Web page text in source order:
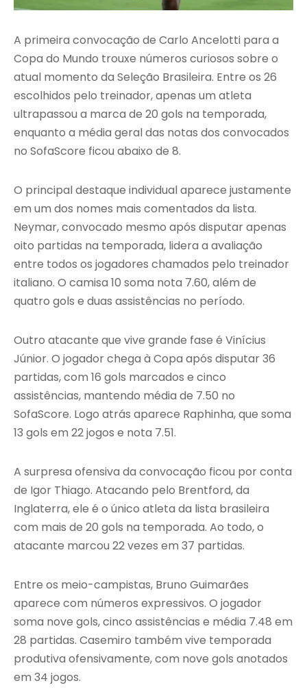
A primeira convocação de Carlo Ancelotti para a
Copa do Mundo trouxe números curiosos sobre o
atual momento da Seleção Brasileira. Entre os 26
escolhidos pelo treinador, apenas um atleta
ultrapassou a marca de 20 gols na temporada,
enquanto a média geral das notas dos convocados
no SofaScore ficou abaixo de 8.
O principal destaque individual aparece justamente
em um dos nomes mais comentados da lista.
Neymar, convocado mesmo após disputar apenas
oito partidas na temporada, lidera a avaliação
entre todos os jogadores chamados pelo treinador
italiano. O camisa 10 soma nota 7.60, além de
quatro gols e duas assistências no período.
Outro atacante que vive grande fase é Vinícius
Júnior. O jogador chega à Copa após disputar 36
partidas, com 16 gols marcados e cinco
assistências, mantendo média de 7.50 no
SofaScore. Logo atrás aparece Raphinha, que soma
13 gols em 22 jogos e nota 7.51.
A surpresa ofensiva da convocação ficou por conta
de Igor Thiago. Atacando pelo Brentford, da
Inglaterra, ele é o único atleta da lista brasileira
com mais de 20 gols na temporada. Ao todo, o
atacante marcou 22 vezes em 37 partidas.
Entre os meio-campistas, Bruno Guimarães
aparece com números expressivos. O jogador
soma nove gols, cinco assistências e média 7.48 em
28 partidas. Casemiro também vive temporada
produtiva ofensivamente, com nove gols anotados
em 34 jogos.